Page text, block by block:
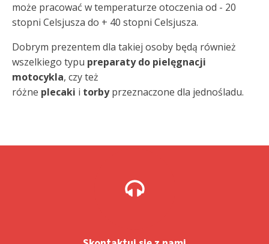
może pracować w temperaturze otoczenia od - 20
stopni Celsjusza do + 40 stopni Celsjusza.
Dobrym prezentem dla takiej osoby będą również
wszelkiego typu preparaty do pielęgnacji
motocykla, czy też
różne plecaki i torbyprzeznaczone dla jednośladu.